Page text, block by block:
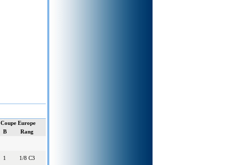
Coupe Europe
B
Rang
1 1/8 C3